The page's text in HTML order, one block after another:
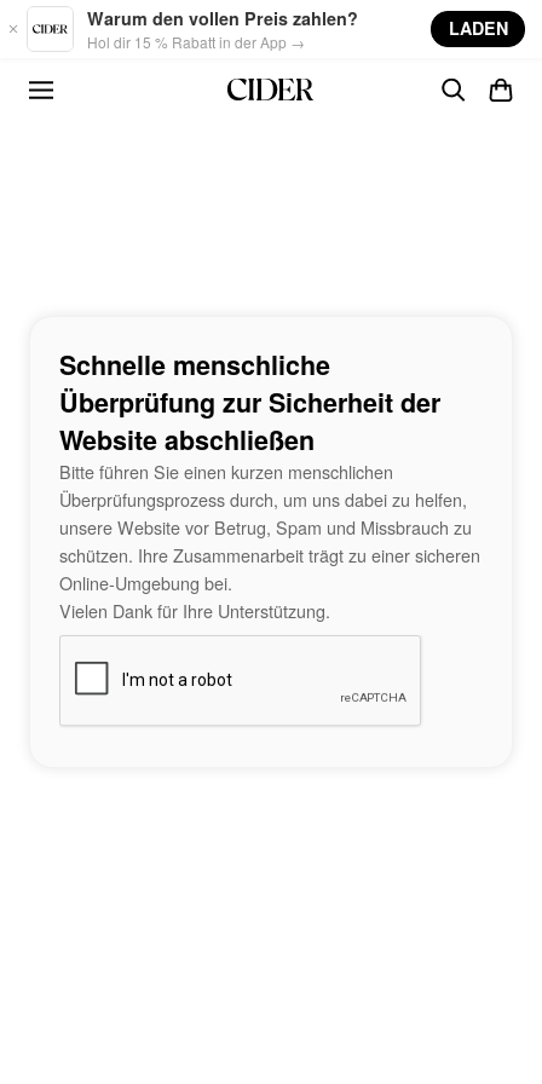
Skip to main content
Warum den vollen Preis zahlen?
Hol dir 15 % Rabatt in der App →
LADEN
Schnelle menschliche
Überprüfung zur Sicherheit der
Website abschließen
Bitte führen Sie einen kurzen menschlichen
Überprüfungsprozess durch, um uns dabei zu helfen,
unsere Website vor Betrug, Spam und Missbrauch zu
schützen. Ihre Zusammenarbeit trägt zu einer sicheren
Online-Umgebung bei.
Vielen Dank für Ihre Unterstützung.